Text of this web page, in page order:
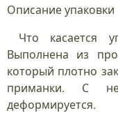
Описание упаковки
Что касается
Выполнена из
который плотно
приманки. С
деформируется.